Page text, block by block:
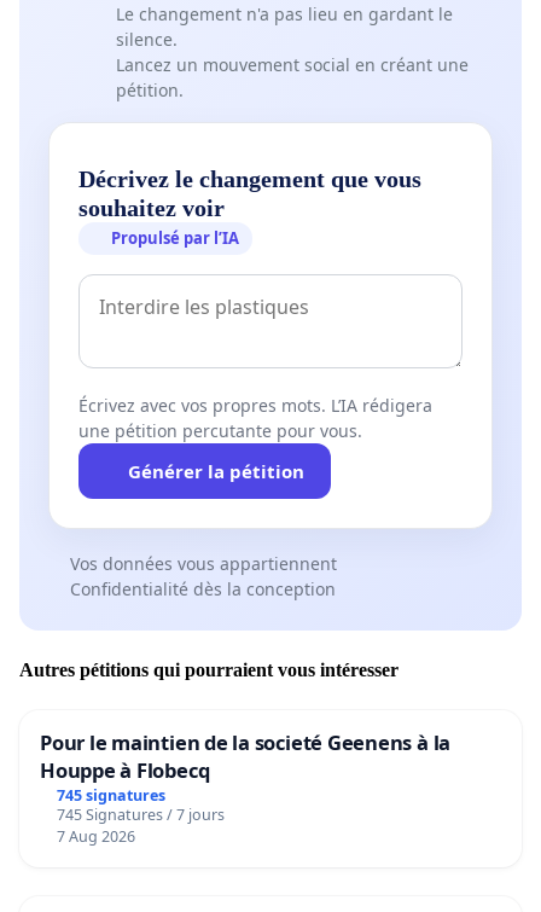
Le changement n'a pas lieu en gardant le
silence.
Lancez un mouvement social en créant une
pétition.
Décrivez le changement que vous
souhaitez voir
Propulsé par l’IA
Écrivez avec vos propres mots. L’IA rédigera
une pétition percutante pour vous.
Générer la pétition
Vos données vous appartiennent
Confidentialité dès la conception
Autres pétitions qui pourraient vous intéresser
Pour le maintien de la societé Geenens à la
Houppe à Flobecq
745 signatures
745 Signatures / 7 jours
7 Aug 2026